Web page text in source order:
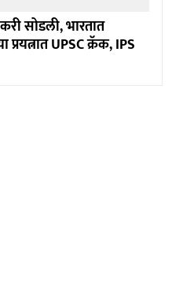
सोडली, भारतात
UPSC क्रॅक, IPS